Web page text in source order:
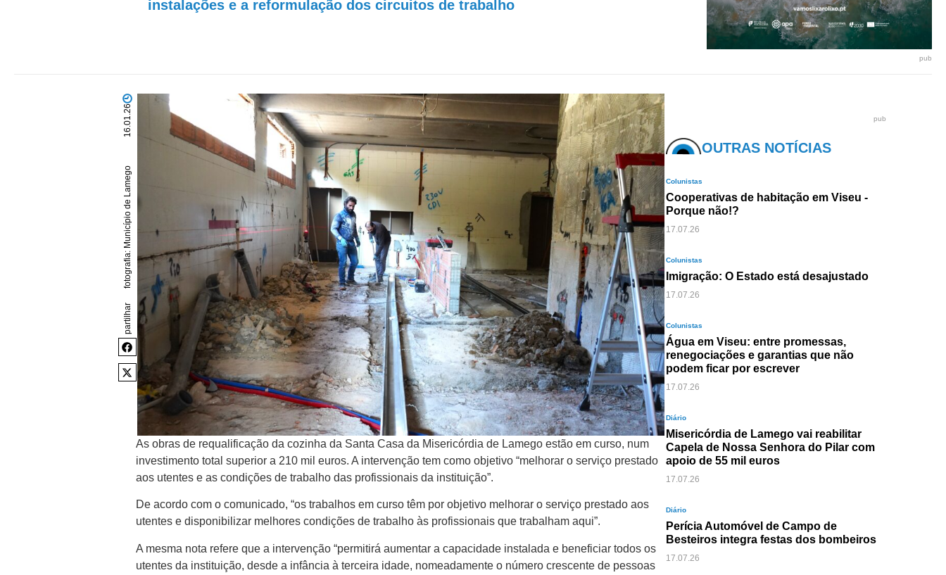
instalações e a reformulação dos circuitos de trabalho
pub
16.01.26
fotografia: Município de Lamego
partilhar
As obras de requalificação da cozinha da Santa Casa da Misericórdia de Lamego estão em curso, num
investimento total superior a 210 mil euros. A intervenção tem como objetivo “melhorar o serviço prestado
aos utentes e as condições de trabalho das profissionais da instituição”.
De acordo com o comunicado, “os trabalhos em curso têm por objetivo melhorar o serviço prestado aos
utentes e disponibilizar melhores condições de trabalho às profissionais que trabalham aqui”.
A mesma nota refere que a intervenção “permitirá aumentar a capacidade instalada e beneficiar todos os
utentes da instituição, desde a infância à terceira idade, nomeadamente o número crescente de pessoas
pub
OUTRAS NOTÍCIAS
Colunistas
Cooperativas de habitação em Viseu -
Porque não!?
17.07.26
Colunistas
Imigração: O Estado está desajustado
17.07.26
Colunistas
Água em Viseu: entre promessas,
renegociações e garantias que não
podem ficar por escrever
17.07.26
Diário
Misericórdia de Lamego vai reabilitar
Capela de Nossa Senhora do Pilar com
apoio de 55 mil euros
17.07.26
Diário
Perícia Automóvel de Campo de
Besteiros integra festas dos bombeiros
17.07.26